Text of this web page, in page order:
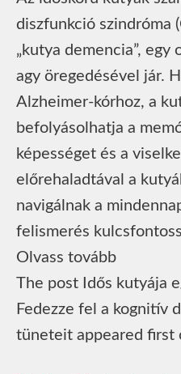
diszfunkció szindróma
„kutya demencia”, egy
agy öregedésével jár.
Alzheimer-kórhoz, a
befolyásolhatja a
képességet és a
előrehaladtával a
navigálnak a
felismerés
Olvass tovább
The post Idős kutyája
Fedezze fel a kognitív
tüneteit appeared first